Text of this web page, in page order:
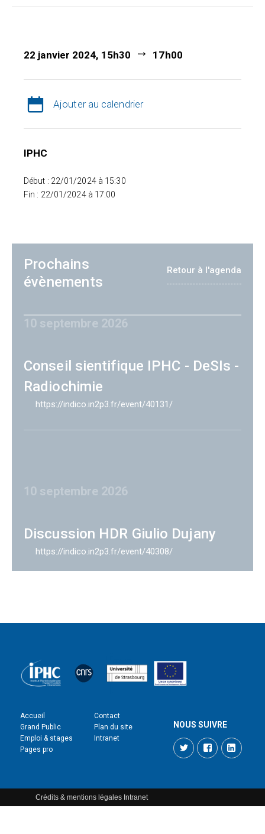
22 janvier 2024, 15h30 17h00
Ajouter au calendrier
IPHC
Début : 22/01/2024 à 15:30
Fin : 22/01/2024 à 17:00
Prochains
évènements
Retour à l'agenda
10 septembre 2026
Conseil sientifique IPHC - DeSIs -
Radiochimie
https://indico.in2p3.fr/event/40131/
10 septembre 2026
Discussion HDR Giulio Dujany
https://indico.in2p3.fr/event/40308/
Accueil
Grand Public
Emploi & stages
Pages pro
Contact
Plan du site
Intranet
NOUS SUIVRE
TwitterFacebook
Crédits & mentions légales Intranet